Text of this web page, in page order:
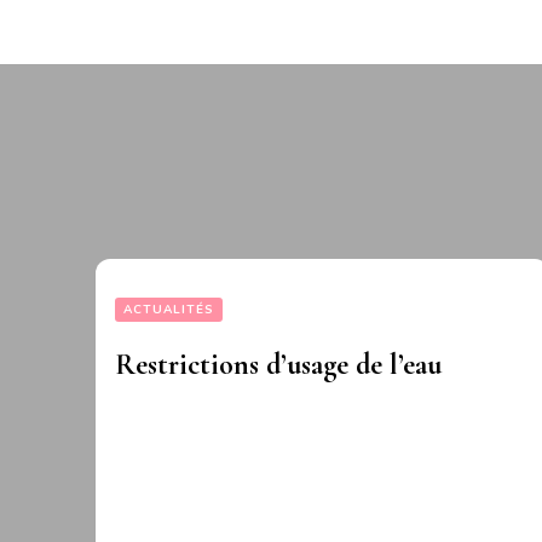
ACTUALITÉS
Restrictions d’usage de l’eau